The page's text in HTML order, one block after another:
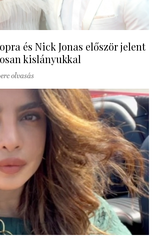
és Nick Jonas először jelent
kislányukkal
olvasás